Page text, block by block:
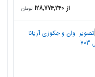
از 128,774,240 تومان